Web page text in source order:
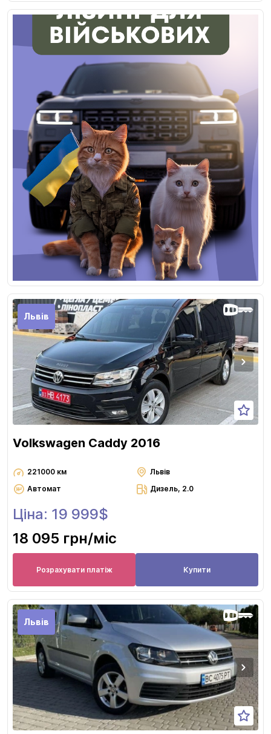
Львів
Volkswagen Caddy 2016
221000 км
Львів
Автомат
Дизель, 2.0
Ціна: 19 999$
18 095 грн/міс
Розрахувати платіж Купити
Львів